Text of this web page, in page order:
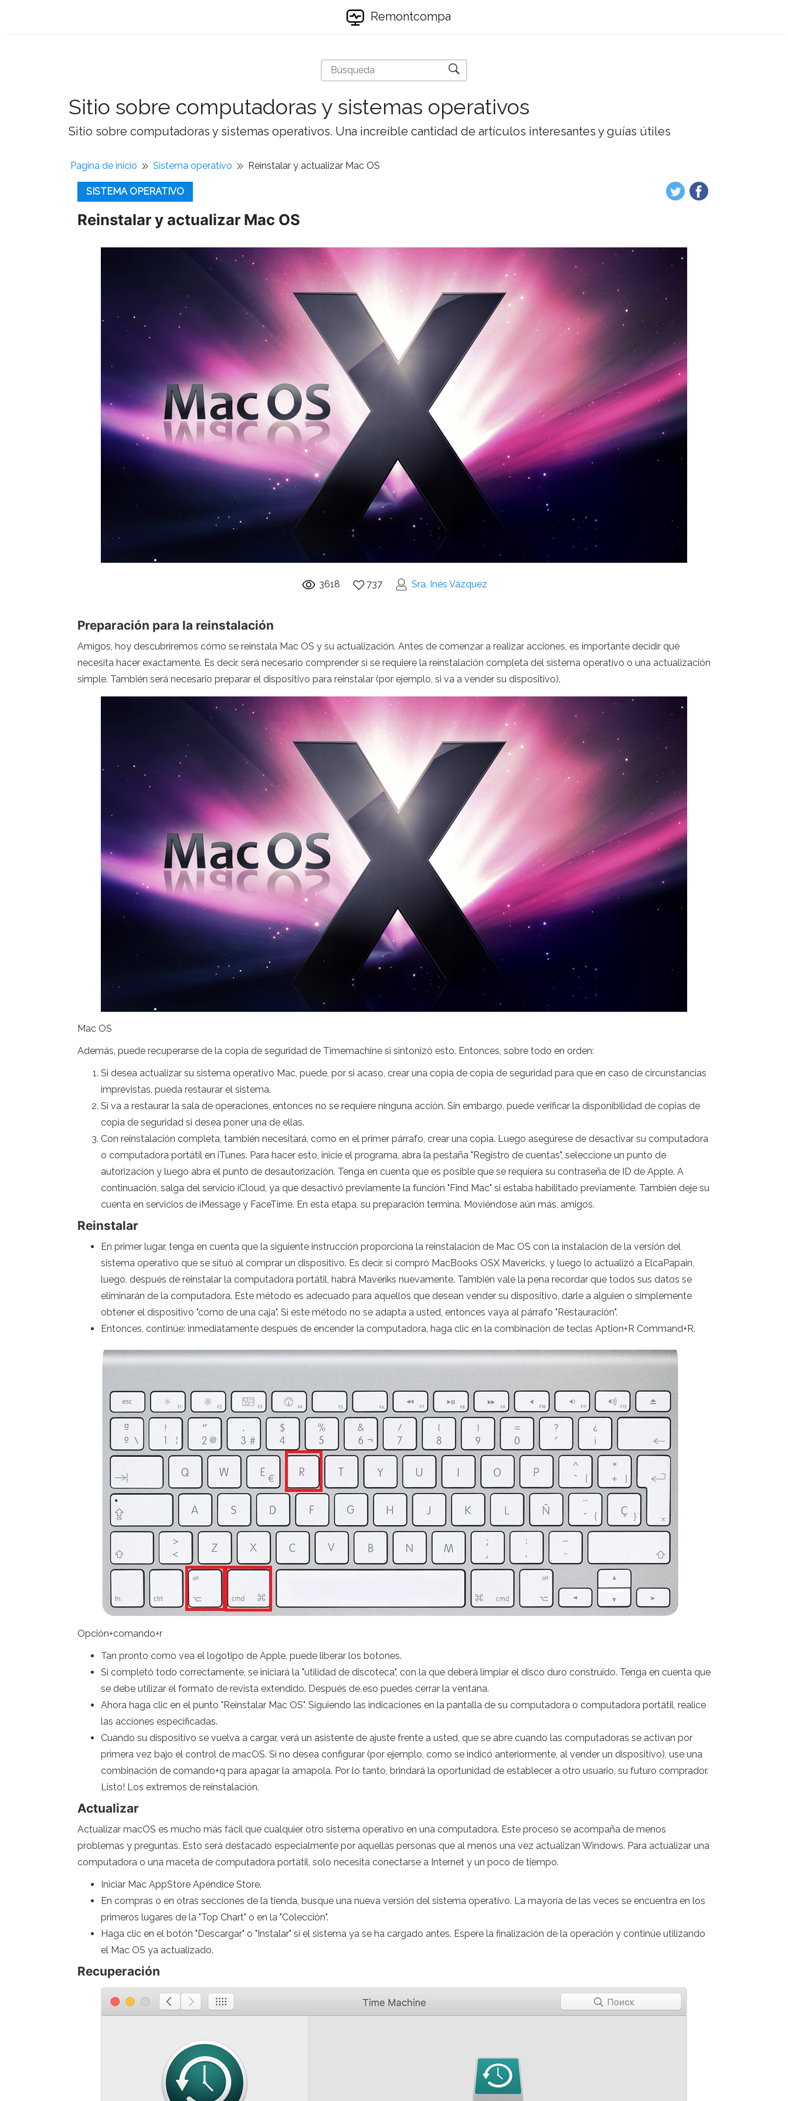
Remontcompa
Sitio sobre computadoras y sistemas operativos
Sitio sobre computadoras y sistemas operativos. Una increíble cantidad de artículos interesantes y guías útiles
Pagina de inicio Sistema operativo Reinstalar y actualizar Mac OS
SISTEMA OPERATIVO
Reinstalar y actualizar Mac OS
3618 737 Sra. Inés Vázquez
Preparación para la reinstalación
Amigos, hoy descubriremos cómo se reinstala Mac OS y su actualización. Antes de comenzar a realizar acciones, es importante decidir qué
necesita hacer exactamente. Es decir, será necesario comprender si se requiere la reinstalación completa del sistema operativo o una actualización
simple. También será necesario preparar el dispositivo para reinstalar (por ejemplo, si va a vender su dispositivo).
Mac OS
Además, puede recuperarse de la copia de seguridad de Timemachine si sintonizó esto. Entonces, sobre todo en orden:
Si desea actualizar su sistema operativo Mac, puede, por si acaso, crear una copia de copia de seguridad para que en caso de circunstancias
imprevistas, pueda restaurar el sistema.
Si va a restaurar la sala de operaciones, entonces no se requiere ninguna acción. Sin embargo, puede verificar la disponibilidad de copias de
copia de seguridad si desea poner una de ellas.
Con reinstalación completa, también necesitará, como en el primer párrafo, crear una copia. Luego asegúrese de desactivar su computadora
o computadora portátil en iTunes. Para hacer esto, inicie el programa, abra la pestaña "Registro de cuentas", seleccione un punto de
autorización y luego abra el punto de desautorización. Tenga en cuenta que es posible que se requiera su contraseña de ID de Apple. A
continuación, salga del servicio iCloud, ya que desactivó previamente la función "Find Mac" si estaba habilitado previamente. También deje su
cuenta en servicios de iMessage y FaceTime. En esta etapa, su preparación termina. Moviéndose aún más, amigos.
Reinstalar
En primer lugar, tenga en cuenta que la siguiente instrucción proporciona la reinstalación de Mac OS con la instalación de la versión del
sistema operativo que se situó al comprar un dispositivo. Es decir, si compró MacBooks OSX Mavericks, y luego lo actualizó a ElcaPapain,
luego, después de reinstalar la computadora portátil, habrá Maveriks nuevamente. También vale la pena recordar que todos sus datos se
eliminarán de la computadora. Este método es adecuado para aquellos que desean vender su dispositivo, darle a alguien o simplemente
obtener el dispositivo "como de una caja". Si este método no se adapta a usted, entonces vaya al párrafo "Restauración".
Entonces, continúe: inmediatamente después de encender la computadora, haga clic en la combinación de teclas Aption+R Command+R.
Opción+comando+r
Tan pronto como vea el logotipo de Apple, puede liberar los botones.
Si completó todo correctamente, se iniciará la "utilidad de discoteca", con la que deberá limpiar el disco duro construido. Tenga en cuenta que
se debe utilizar el formato de revista extendido. Después de eso puedes cerrar la ventana.
Ahora haga clic en el punto "Reinstalar Mac OS". Siguiendo las indicaciones en la pantalla de su computadora o computadora portátil, realice
las acciones especificadas.
Cuando su dispositivo se vuelva a cargar, verá un asistente de ajuste frente a usted, que se abre cuando las computadoras se activan por
primera vez bajo el control de macOS. Si no desea configurar (por ejemplo, como se indicó anteriormente, al vender un dispositivo), use una
combinación de comando+q para apagar la amapola. Por lo tanto, brindará la oportunidad de establecer a otro usuario, su futuro comprador.
Listo! Los extremos de reinstalación.
Actualizar
Actualizar macOS es mucho más fácil que cualquier otro sistema operativo en una computadora. Este proceso se acompaña de menos
problemas y preguntas. Esto será destacado especialmente por aquellas personas que al menos una vez actualizan Windows. Para actualizar una
computadora o una maceta de computadora portátil, solo necesita conectarse a Internet y un poco de tiempo.
Iniciar Mac AppStore Apéndice Store.
En compras o en otras secciones de la tienda, busque una nueva versión del sistema operativo. La mayoría de las veces se encuentra en los
primeros lugares de la "Top Chart" o en la "Colección".
Haga clic en el botón "Descargar" o "Instalar" si el sistema ya se ha cargado antes. Espere la finalización de la operación y continúe utilizando
el Mac OS ya actualizado.
Recuperación